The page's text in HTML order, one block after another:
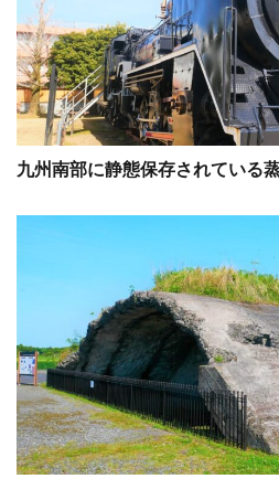
九州南部に静態保存されている